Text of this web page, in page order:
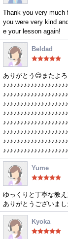
Thank you very much
you were very kind
e your lesson again!
Beldad
ありがとう😊またよ
Yume
ゆっくりと丁寧な教え
ありがとうございまし
Kyoka